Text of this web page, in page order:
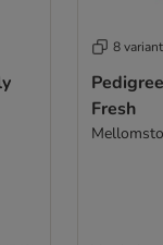
8
Pedigree
Fresh